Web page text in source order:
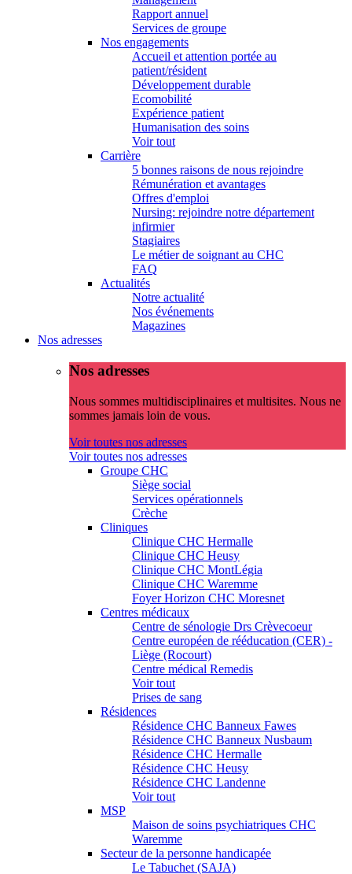
Rapport annuel
Services de groupe
Nos engagements
Accueil et attention portée au
patient/résident
Développement durable
Ecomobilité
Expérience patient
Humanisation des soins
Voir tout
Carrière
5 bonnes raisons de nous rejoindre
Rémunération et avantages
Offres d'emploi
Nursing: rejoindre notre département
infirmier
Stagiaires
Le métier de soignant au CHC
FAQ
Actualités
Notre actualité
Nos événements
Magazines
Nos adresses
Nos adresses
Nous sommes multidisciplinaires et multisites. Nous ne
sommes jamais loin de vous.
Voir toutes nos adresses
Voir toutes nos adresses
Groupe CHC
Siège social
Services opérationnels
Crèche
Cliniques
Clinique CHC Hermalle
Clinique CHC Heusy
Clinique CHC MontLégia
Clinique CHC Waremme
Foyer Horizon CHC Moresnet
Centres médicaux
Centre de sénologie Drs Crèvecoeur
Centre européen de rééducation (CER) -
Liège (Rocourt)
Centre médical Remedis
Voir tout
Prises de sang
Résidences
Résidence CHC Banneux Fawes
Résidence CHC Banneux Nusbaum
Résidence CHC Hermalle
Résidence CHC Heusy
Résidence CHC Landenne
Voir tout
MSP
Maison de soins psychiatriques CHC
Waremme
Secteur de la personne handicapée
Le Tabuchet (SAJA)